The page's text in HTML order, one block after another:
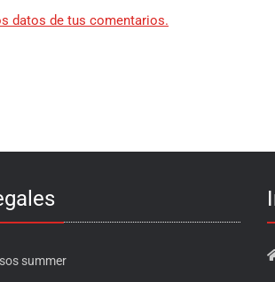
datos de tus comentarios.
summer